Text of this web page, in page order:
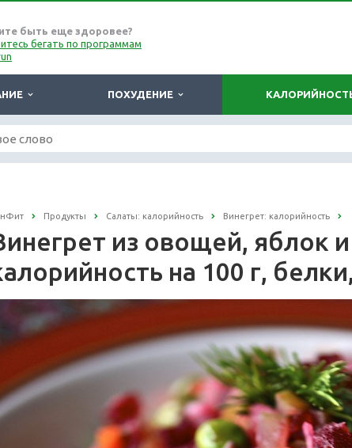
быть еще здоровее?
бегать по программам
ПОХУДЕНИЕ
Продукты Салаты: калорийность Винегрет: калорийность
из овощей, яблок
на 100 г,